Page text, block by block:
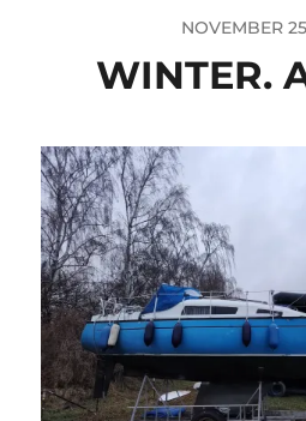
NOVEMBER
WINTER.